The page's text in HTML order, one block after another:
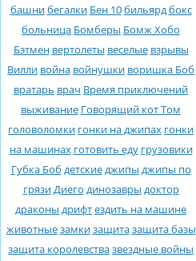
башнибегалки Бен 10бильярдбокс
больница Бомберы Бомж Хобо
Бэтмен вертолеты веселые взрывы
Вилли война войнушки воришка Боб
вратарь врач Время приключений
выживание Говорящий кот Том
головоломки гонки на джипах гонки
на машинах готовить еду грузовики
Губка Боб детскиеджипы джипы по
грязиДиего динозавры доктор
драконы дрифтездить на машине
животныезамкизащитазащита базы
защита королевствазвездные войны